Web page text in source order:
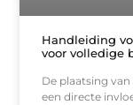
Handleiding
voor volledige
De plaatsing
een directe